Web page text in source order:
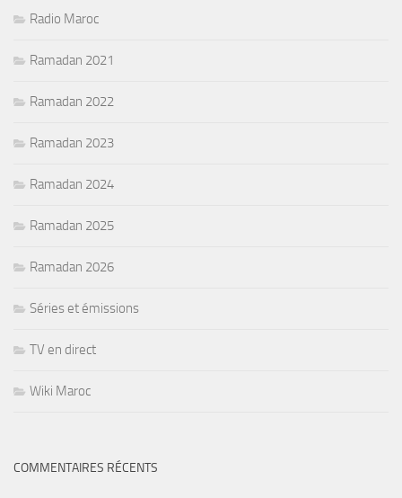
Radio Maroc
Ramadan 2021
Ramadan 2022
Ramadan 2023
Ramadan 2024
Ramadan 2025
Ramadan 2026
Séries et émissions
TV en direct
Wiki Maroc
COMMENTAIRES RÉCENTS